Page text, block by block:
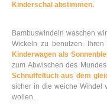
Kinderschal abstimmen.
Bambuswindeln waschen
Wickeln zu benutzen.
Kinderwagen als
zum Abwischen des
Schnuffeltuch aus dem
sicher in die weiche Windel
wollen.